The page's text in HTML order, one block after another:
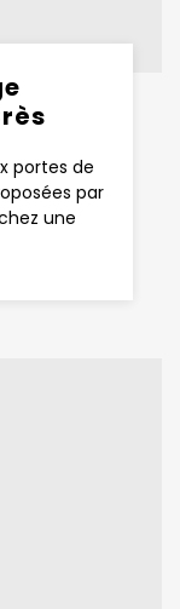
portes de
par
une